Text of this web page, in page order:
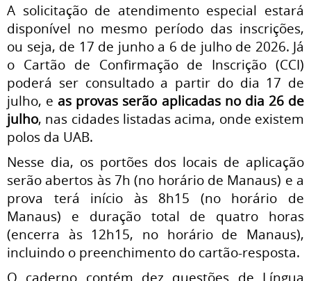
A solicitação de atendimento especial estará
disponível no mesmo período das inscrições,
ou seja, de 17 de junho a 6 de julho de 2026. Já
o Cartão de Confirmação de Inscrição (CCI)
poderá ser consultado a partir do dia 17 de
julho, e as provas serão aplicadas no dia 26 de
julho, nas cidades listadas acima, onde existem
polos da UAB.
Nesse dia, os portões dos locais de aplicação
serão abertos às 7h (no horário de Manaus) e a
prova terá início às 8h15 (no horário de
Manaus) e duração total de quatro horas
(encerra às 12h15, no horário de Manaus),
incluindo o preenchimento do cartão-resposta.
O caderno contém dez questões de Língua